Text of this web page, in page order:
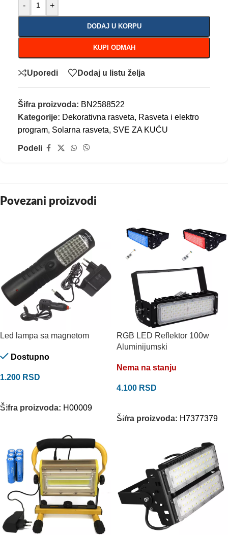
- +
DODAJ U KORPU
KUPI ODMAH
Uporedi Dodaj u listu želja
Šifra proizvoda: BN2588522
Kategorije: Dekorativna rasveta, Rasveta i elektro
program, Solarna rasveta, SVE ZA KUĆU
Podeli
Povezani proizvodi
Led lampa sa magnetom
Dostupno
1.200 RSD
Šifra proizvoda: H00009
RGB LED Reflektor 100w
Aluminijumski
Nema na stanju
4.100 RSD
Šifra proizvoda: H7377379